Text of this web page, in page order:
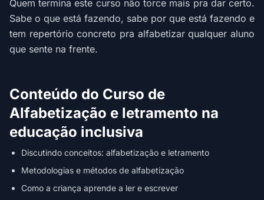
Quem termina este curso não torce mais pra dar certo.
Sabe o que está fazendo, sabe por que está fazendo e
tem repertório concreto pra alfabetizar qualquer aluno
que sente na frente.
Conteúdo do Curso de
Alfabetização e letramento na
educação inclusiva
Discutindo conceitos: alfabetização e letramento
Metodologias e métodos de alfabetização
Como a criança aprende a ler e escrever